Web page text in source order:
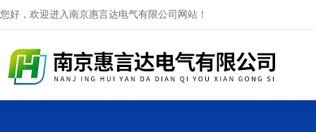
您好，欢迎进入南京惠言达电气有限公司网站！